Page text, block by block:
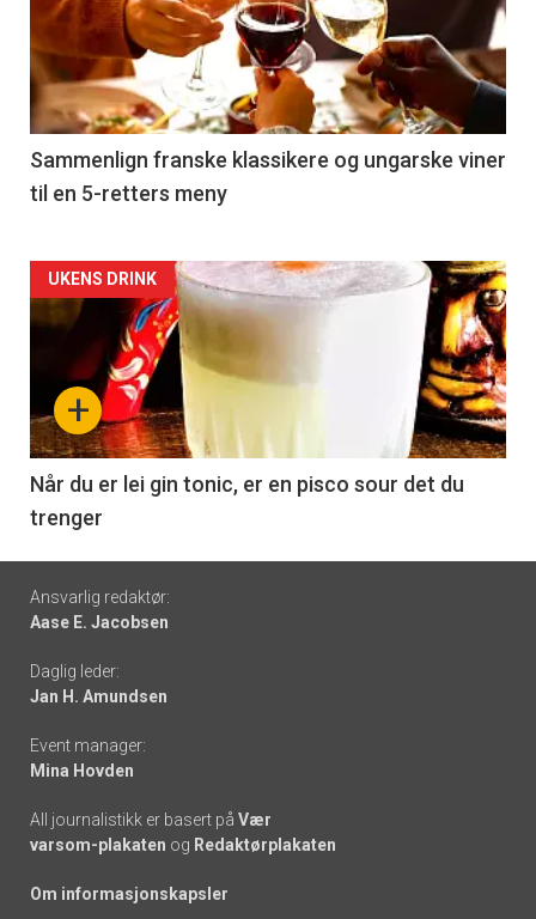
akkurat
nå
-
5
Sammenlign franske klassikere og ungarske viner
til en 5-retters meny
Forsiden
akkurat
nå
-
6
+
UKENS DRINK
Når du er lei gin tonic, er en pisco sour det du
trenger
Footer
-
links
Ansvarlig redaktør:
Aase E. Jacobsen
Daglig leder:
Jan H. Amundsen
Event manager:
Mina Hovden
All journalistikk er basert på Vær
varsom-plakaten og Redaktørplakaten
Om informasjonskapsler